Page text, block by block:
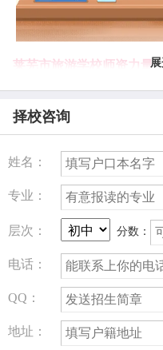
莱芜市旅游学校师资力量
学校教学设施完善，共有
名。学校坚持走向社会，
莱芜市旅游学校专业设置
学校以教导学生学会求知
处事为目标，为社会培养
到专业教育实用化，基础
理、酒店管理、旅游外语
航空服务等专业。开设语
口才、音乐、舞蹈、形体
务、客房服务等十几门课
择校咨询
姓名：
专业：
层次： 分数：
电话：
QQ：
地址：